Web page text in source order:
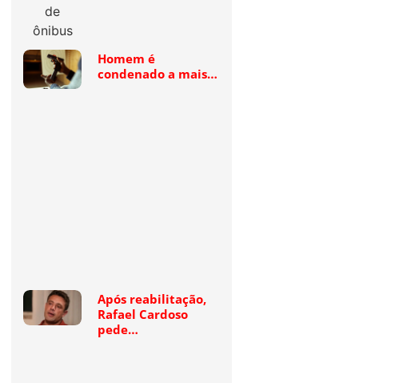
Homem é
condenado a mais…
Após reabilitação,
Rafael Cardoso
pede…